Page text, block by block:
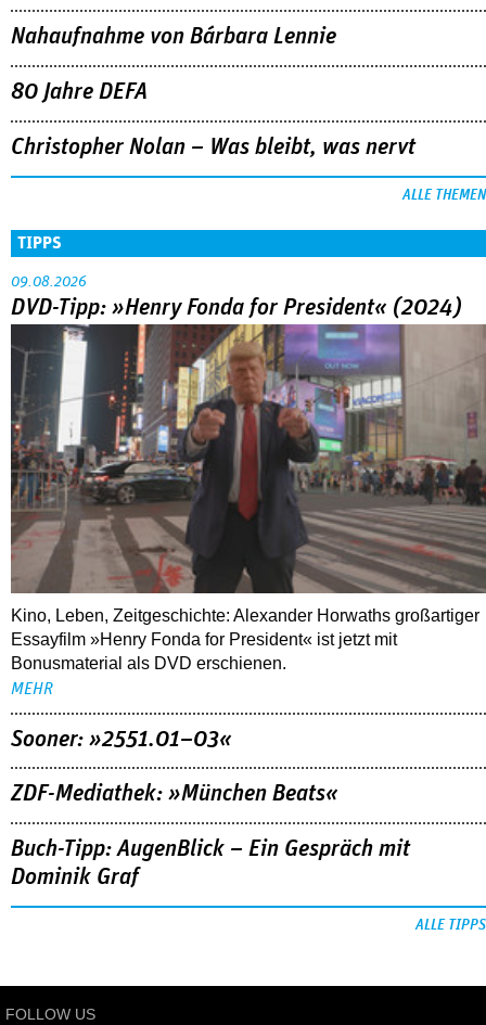
Nahaufnahme von Bárbara Lennie
80 Jahre DEFA
Christopher Nolan – Was bleibt, was nervt
ALLE THEMEN
TIPPS
09.08.2026
DVD-Tipp: »Henry Fonda for President« (2024)
Kino, Leben, Zeitgeschichte: Alexander Horwaths großartiger
Essayfilm »Henry Fonda for President« ist jetzt mit
Bonusmaterial als DVD erschienen.
MEHR
Sooner: »2551.01–03«
ZDF-Mediathek: »München Beats«
Buch-Tipp: AugenBlick – Ein Gespräch mit
Dominik Graf
ALLE TIPPS
FOLLOW US